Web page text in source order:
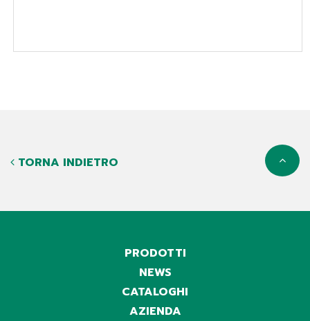
TORNA INDIETRO
PRODOTTI
NEWS
CATALOGHI
AZIENDA